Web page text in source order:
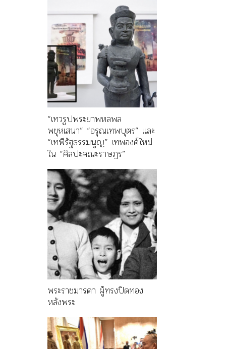
“เทวรูปพระยาพหลพล
พยุหเสนา” “อรุณเทพบุตร” และ
“เทพีรัฐธรรมนูญ” เทพองค์ใหม่
ใน “ศิลปะคณะราษฎร”
พระราชมารดา ผู้ทรงปิดทอง
หลังพระ